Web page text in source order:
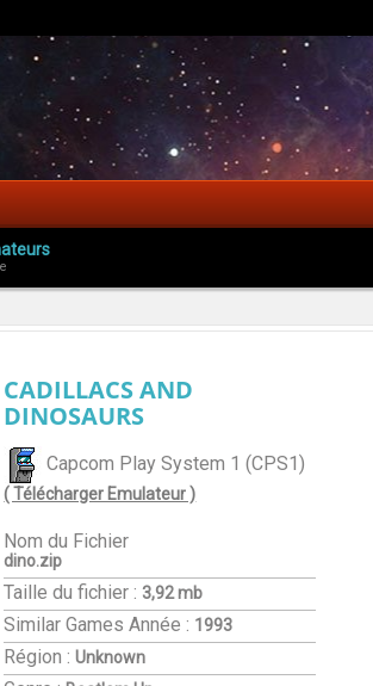
CADILLACS AND
DINOSAURS
Capcom Play System 1 (CPS1)
( Télécharger Emulateur )
Nom du Fichier
dino.zip
Taille du fichier : 3,92 mb
Similar GamesAnnée : 1993
Région : Unknown